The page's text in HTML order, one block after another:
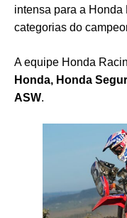
intensa para a
categorias do
A equipe Honda
Honda, Honda
ASW.